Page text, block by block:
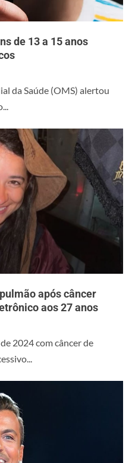
de 13 a 15 anos
da Saúde (OMS) alertou
após câncer
aos 27 anos
2024 com câncer de